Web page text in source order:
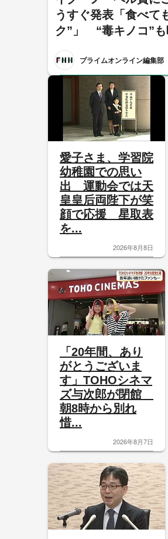
うすぐ発表「食べて
ク”」 “毒キノコ”も
プライムオンライン編集部
愛子さま、学習院
幼稚園での思い
出 運動会では天
皇皇后両陛下が笑
顔で応援 星取表
を...
2026年8月8日
「20年間、あり
がとうございま
す」TOHOシネマ
ズ与次郎が閉館
朝8時から別れ
惜...
2026年8月7日